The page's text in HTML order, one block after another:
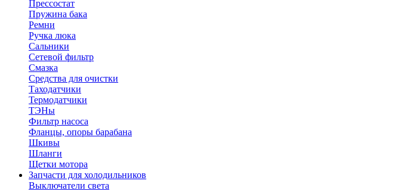
Прессостат
Пружина бака
Ремни
Ручка люка
Сальники
Сетевой фильтр
Смазка
Средства для очистки
Таходатчики
Термодатчики
ТЭНы
Фильтр насоса
Фланцы, опоры барабана
Шкивы
Шланги
Щетки мотора
Запчасти для холодильников
Выключатели света